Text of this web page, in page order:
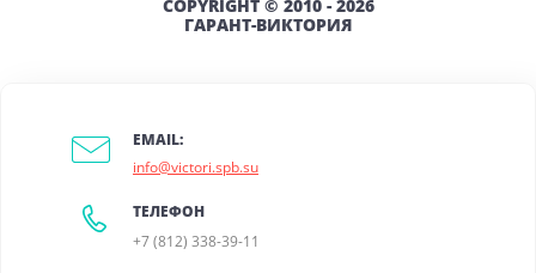
COPYRIGHT © 2010 - 2026
ГАРАНТ-ВИКТОРИЯ
EMAIL:
info@victori.spb.su
ТЕЛЕФОН
+7 (812) 338-39-11